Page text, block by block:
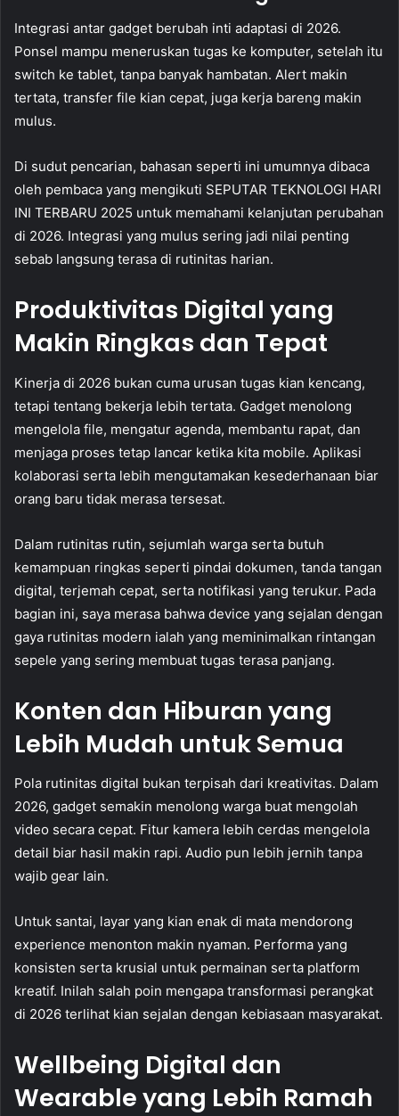
Integrasi antar gadget berubah inti adaptasi di 2026.
Ponsel mampu meneruskan tugas ke komputer, setelah itu
switch ke tablet, tanpa banyak hambatan. Alert makin
tertata, transfer file kian cepat, juga kerja bareng makin
mulus.
Di sudut pencarian, bahasan seperti ini umumnya dibaca
oleh pembaca yang mengikuti SEPUTAR TEKNOLOGI HARI
INI TERBARU 2025 untuk memahami kelanjutan perubahan
di 2026. Integrasi yang mulus sering jadi nilai penting
sebab langsung terasa di rutinitas harian.
Produktivitas Digital yang
Makin Ringkas dan Tepat
Kinerja di 2026 bukan cuma urusan tugas kian kencang,
tetapi tentang bekerja lebih tertata. Gadget menolong
mengelola file, mengatur agenda, membantu rapat, dan
menjaga proses tetap lancar ketika kita mobile. Aplikasi
kolaborasi serta lebih mengutamakan kesederhanaan biar
orang baru tidak merasa tersesat.
Dalam rutinitas rutin, sejumlah warga serta butuh
kemampuan ringkas seperti pindai dokumen, tanda tangan
digital, terjemah cepat, serta notifikasi yang terukur. Pada
bagian ini, saya merasa bahwa device yang sejalan dengan
gaya rutinitas modern ialah yang meminimalkan rintangan
sepele yang sering membuat tugas terasa panjang.
Konten dan Hiburan yang
Lebih Mudah untuk Semua
Pola rutinitas digital bukan terpisah dari kreativitas. Dalam
2026, gadget semakin menolong warga buat mengolah
video secara cepat. Fitur kamera lebih cerdas mengelola
detail biar hasil makin rapi. Audio pun lebih jernih tanpa
wajib gear lain.
Untuk santai, layar yang kian enak di mata mendorong
experience menonton makin nyaman. Performa yang
konsisten serta krusial untuk permainan serta platform
kreatif. Inilah salah poin mengapa transformasi perangkat
di 2026 terlihat kian sejalan dengan kebiasaan masyarakat.
Wellbeing Digital dan
Wearable yang Lebih Ramah